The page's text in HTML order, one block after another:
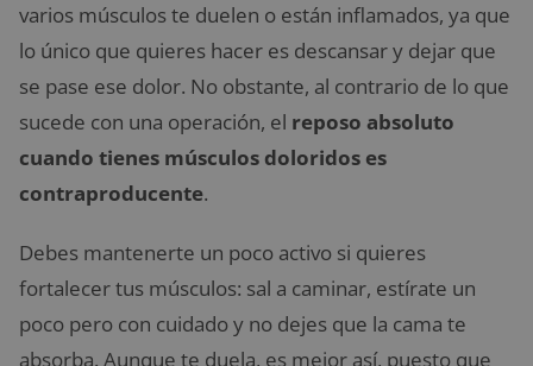
varios músculos te duelen o están inflamados, ya que
lo único que quieres hacer es descansar y dejar que
se pase ese dolor. No obstante, al contrario de lo que
sucede con una operación, el reposo absoluto
cuando tienes músculos doloridos es
contraproducente.
Debes mantenerte un poco activo si quieres
fortalecer tus músculos: sal a caminar, estírate un
poco pero con cuidado y no dejes que la cama te
absorba. Aunque te duela, es mejor así, puesto que